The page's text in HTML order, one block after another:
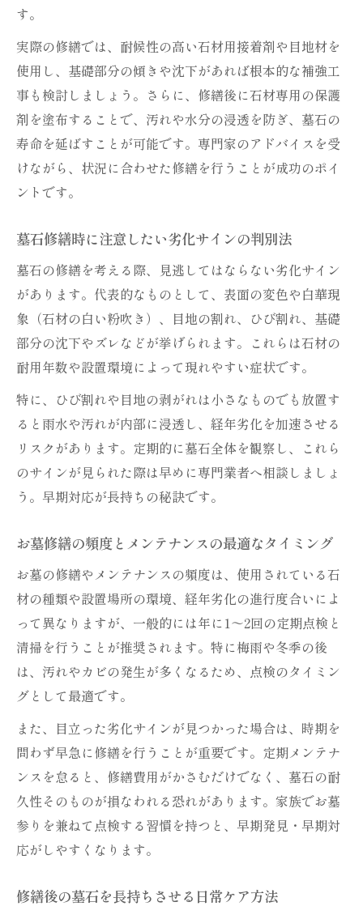
墓石種類に応じた修繕材料と適用方法
修繕後も安心な耐久性維持の秘訣
経年劣化から守る墓石の基礎知識集
墓石の経年劣化とお墓修繕の重要な関係
耐用年数を左右する石材選びと修繕方法
お墓修繕で押さえるべき石碑寿命の基本
墓石修繕後に経年劣化を防ぐコツ
お墓修繕に適した墓石種類の選び方
石材の耐久性と寿命を重視した選定ポイン
ト
墓石耐用年数を意識した石材選びの工夫
修繕に強い石材でお墓を長持ちさせる方法
墓石修繕後におすすめの石材メンテナンス
す。
実際の修繕では、耐候性の高い石材用接着剤や目地材を
使用し、基礎部分の傾きや沈下があれば根本的な補強工
事も検討しましょう。さらに、修繕後に石材専用の保護
剤を塗布することで、汚れや水分の浸透を防ぎ、墓石の
寿命を延ばすことが可能です。専門家のアドバイスを受
けながら、状況に合わせた修繕を行うことが成功のポイ
ントです。
墓石修繕時に注意したい劣化サインの判別法
墓石の修繕を考える際、見逃してはならない劣化サイン
があります。代表的なものとして、表面の変色や白華現
象（石材の白い粉吹き）、目地の割れ、ひび割れ、基礎
部分の沈下やズレなどが挙げられます。これらは石材の
耐用年数や設置環境によって現れやすい症状です。
特に、ひび割れや目地の剥がれは小さなものでも放置す
ると雨水や汚れが内部に浸透し、経年劣化を加速させる
リスクがあります。定期的に墓石全体を観察し、これら
のサインが見られた際は早めに専門業者へ相談しましょ
う。早期対応が長持ちの秘訣です。
お墓修繕の頻度とメンテナンスの最適なタイミング
お墓の修繕やメンテナンスの頻度は、使用されている石
材の種類や設置場所の環境、経年劣化の進行度合いによ
って異なりますが、一般的には年に1～2回の定期点検と
清掃を行うことが推奨されます。特に梅雨や冬季の後
は、汚れやカビの発生が多くなるため、点検のタイミン
グとして最適です。
また、目立った劣化サインが見つかった場合は、時期を
問わず早急に修繕を行うことが重要です。定期メンテナ
ンスを怠ると、修繕費用がかさむだけでなく、墓石の耐
久性そのものが損なわれる恐れがあります。家族でお墓
参りを兼ねて点検する習慣を持つと、早期発見・早期対
応がしやすくなります。
修繕後の墓石を長持ちさせる日常ケア方法